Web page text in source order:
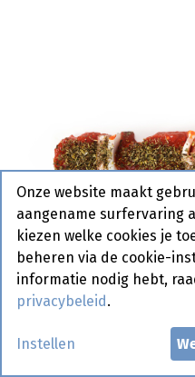
Brochetten
Onze website maakt
aangename surfervaring
kiezen welke cookies je
beheren via de cookie-
informatie nodig hebt,
privacybeleid .
Instellen